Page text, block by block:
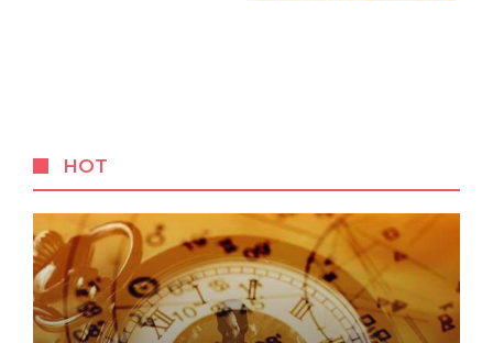
HOT